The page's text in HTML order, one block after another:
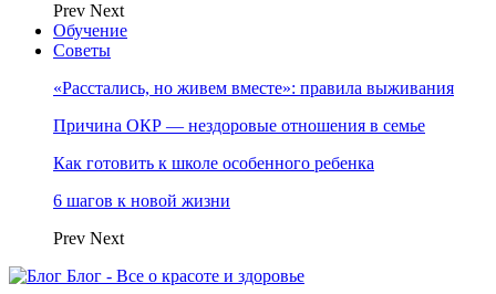
Prev Next
Обучение
Советы
«Расстались, но живем вместе»: правила выживания
Причина ОКР — нездоровые отношения в семье
Как готовить к школе особенного ребенка
6 шагов к новой жизни
Prev Next
Блог - Все о красоте и здоровье